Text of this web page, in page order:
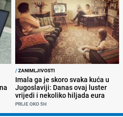
/ZANIMLJIVOSTI
Imala ga je skoro svaka kuća u
Jugoslaviji: Danas ovaj luster
vrijedi i nekoliko hiljada eura
PRIJE OKO 5H